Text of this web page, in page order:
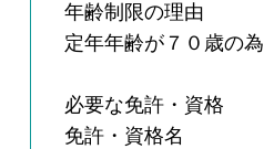
年齢制限の理由
定年年齢が７０歳の為
必要な免許・資格
免許・資格名